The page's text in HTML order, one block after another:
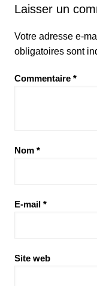
Laisser un
Votre adresse e-
obligatoires sont
Commentaire *
Nom *
E-mail *
Site web